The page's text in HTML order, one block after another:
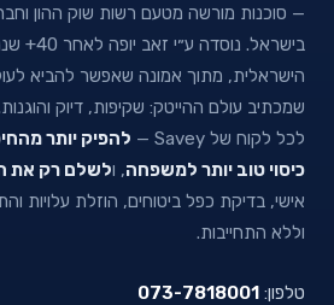
— סוכנות מורשה מטעם רשות שוק ההון
בישראל.
הישראלית, מתוך אמונה שאפשר להביא
שמכתיב עולם ההייטק: שקיפות, דיוק
לכל לקוח של Savey —
להפיק יותר
כיסוי טוב יותר למשפחה, ולשלם רק את
אישי, בדיקת כפל ביטוחים, הוזלת עלויות
וללא התחייבות.
טלפון: 073-7818001